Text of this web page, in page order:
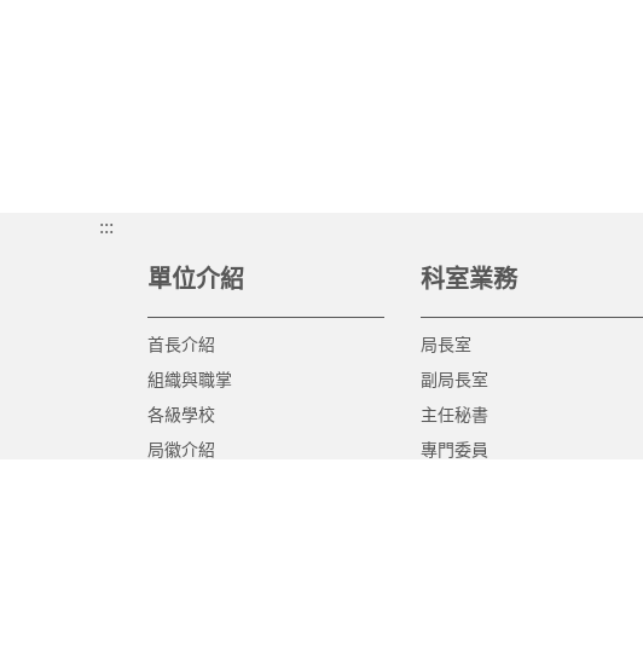
:::
單位介紹
首長介紹
組織與職掌
各級學校
局徽介紹
科室業務
局長室
副局長室
主任秘書
專門委員